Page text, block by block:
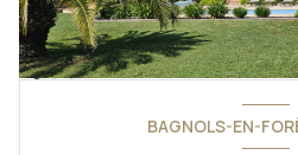
BAGNOLS-EN-